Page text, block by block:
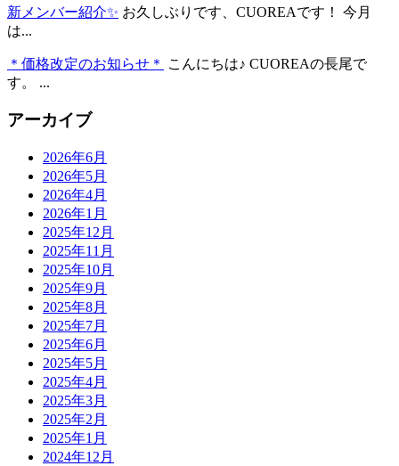
新メンバー紹介✨ お久しぶりです、CUOREAです！ 今月
は...
＊価格改定のお知らせ＊
こんにちは♪ CUOREAの長尾で
す。 ...
アーカイブ
2026年6月
2026年5月
2026年4月
2026年1月
2025年12月
2025年11月
2025年10月
2025年9月
2025年8月
2025年7月
2025年6月
2025年5月
2025年4月
2025年3月
2025年2月
2025年1月
2024年12月